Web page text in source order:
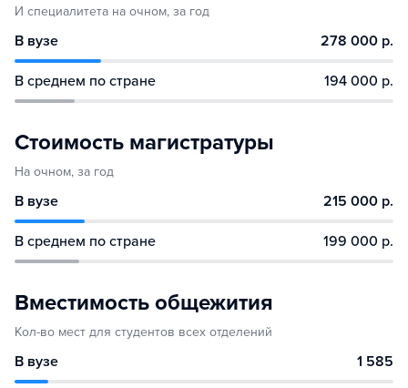
И специалитета на очном, за год
В вузе 278 000 р.
В среднем по стране 194 000 р.
Стоимость магистратуры
На очном, за год
В вузе 215 000 р.
В среднем по стране 199 000 р.
Вместимость общежития
Кол-во мест для студентов всех отделений
В вузе 1 585